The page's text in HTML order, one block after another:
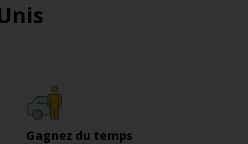
Gagnez du temps